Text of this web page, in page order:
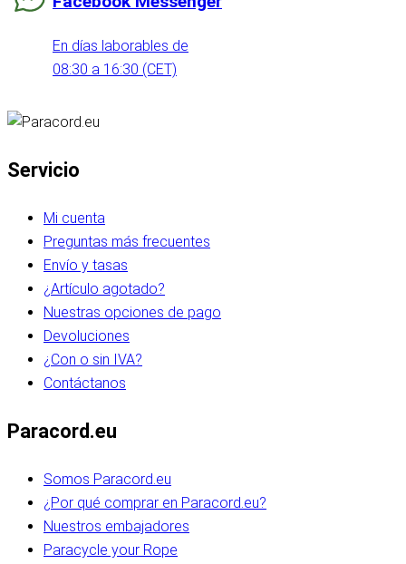
En días laborables de
08:30 a 16:30 (CET)
Servicio
Mi cuenta
Preguntas más frecuentes
Envío y tasas
¿Artículo agotado?
Nuestras opciones de pago
Devoluciones
¿Con o sin IVA?
Contáctanos
Paracord.eu
Somos Paracord.eu
¿Por qué comprar en Paracord.eu?
Nuestros embajadores
Paracycle your Rope